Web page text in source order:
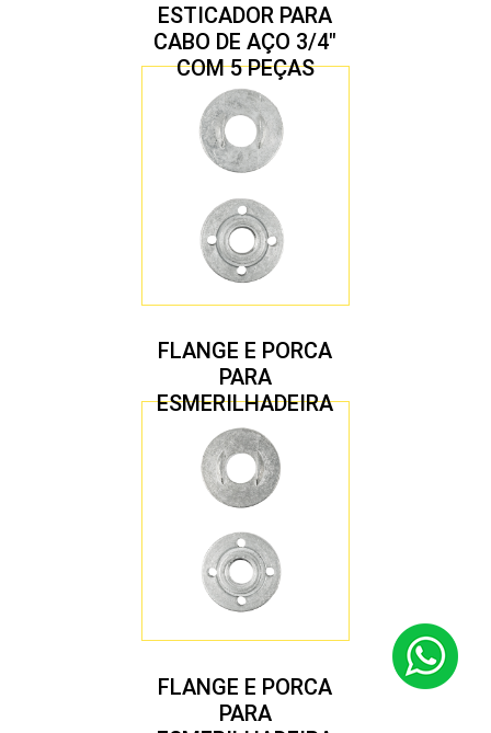
ESTICADOR PARA
CABO DE AÇO 3/4″
COM 5 PEÇAS
FLANGE E PORCA
PARA
ESMERILHADEIRA
4.1/2″ 22,23 MM
FLANGE E PORCA
PARA